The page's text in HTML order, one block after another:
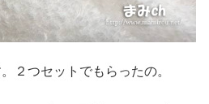
２つセットでもらったの。